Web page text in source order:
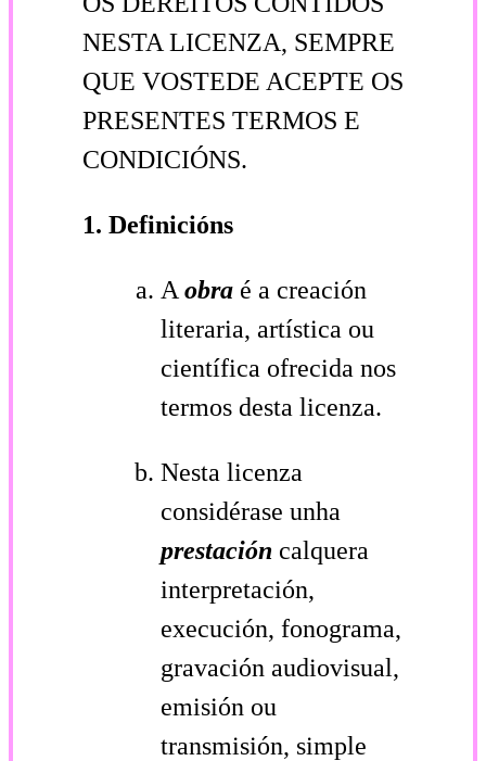
NESTA LICENZA, SEMPRE
QUE VOSTEDE ACEPTE OS
PRESENTES TERMOS E
CONDICIÓNS.
1. Definicións
A obra é a creación
literaria, artística ou
científica ofrecida nos
termos desta licenza.
Nesta licenza
considérase unha
prestación calquera
interpretación,
execución, fonograma,
gravación audiovisual,
emisión ou
transmisión, simple